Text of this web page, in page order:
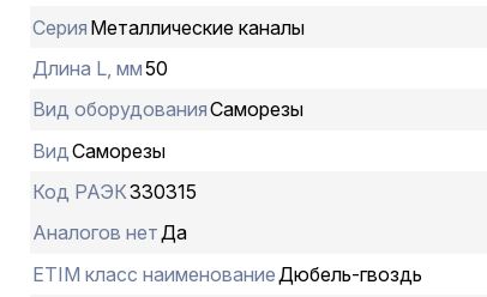
Серия Металлические каналы
Длина L, мм50
Вид оборудованияСаморезы
ВидСаморезы
Код РАЭК330315
Аналогов нетДа
ETIM класс наименование Дюбель-гвоздь